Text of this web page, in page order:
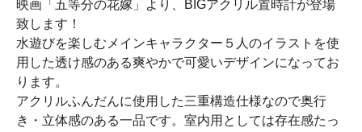
映画「五等分の花嫁」より、BIGアクリル置時計が登場
致します！
水遊びを楽しむメインキャラクター５人のイラストを使
用した透け感のある爽やかで可愛いデザインになってお
ります。
アクリルふんだんに使用した三重構造仕様なので奥行
き・立体感のある一品です。室内用としては存在感たっ